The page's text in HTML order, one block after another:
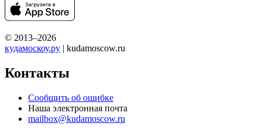
© 2013–2026
кудамоскоу.ру | kudamoscow.ru
Контакты
Сообщить об ошибке
Наша электронная почта
mailbox@kudamoscow.ru